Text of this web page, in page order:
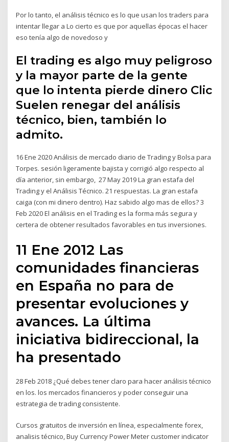
Por lo tanto, el análisis técnico es lo que usan los traders para
intentar llegar a Lo cierto es que por aquellas épocas el hacer
eso tenía algo de novedoso y
El trading es algo muy peligroso
y la mayor parte de la gente
que lo intenta pierde dinero Clic
Suelen renegar del análisis
técnico, bien, también lo
admito.
16 Ene 2020 Análisis de mercado diario de Trading y Bolsa para
Torpes. sesión ligeramente bajista y corrigió algo respecto al
día anterior, sin embargo, 27 May 2019 La gran estafa del
Trading y el Análisis Técnico. 21 respuestas. La gran estafa
caiga (con mi dinero dentro). Haz sabido algo mas de ellos? 3
Feb 2020 El análisis en el Trading es la forma más segura y
certera de obtener resultados favorables en tus inversiones.
11 Ene 2012 Las
comunidades financieras
en España no para de
presentar evoluciones y
avances. La última
iniciativa bidireccional, la
ha presentado
28 Feb 2018 ¿Qué debes tener claro para hacer análisis técnico
en los. los mercados financieros y poder conseguir una
estrategia de trading consistente.
Cursos gratuitos de inversión en línea, especialmente forex,
analisis técnico, Buy Currency Power Meter customer indicator